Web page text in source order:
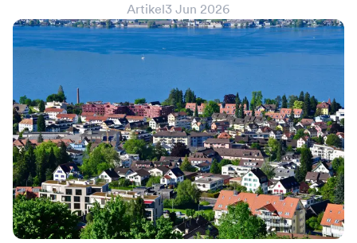
Artikel3 Jun 2026